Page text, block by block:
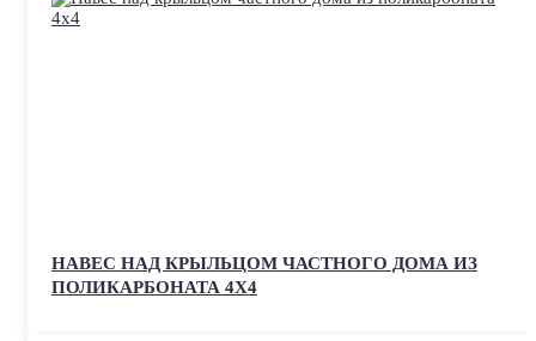
НАВЕС НАД КРЫЛЬЦОМ ЧАСТНОГО ДОМА ИЗ
ПОЛИКАРБОНАТА 4Х4